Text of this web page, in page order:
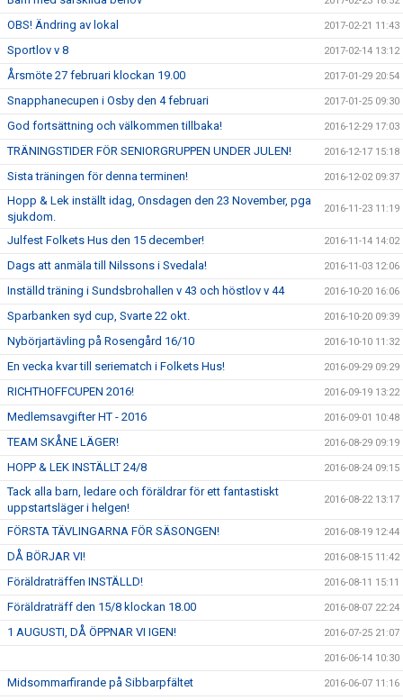
OBS! Ändring av lokal 2017-02-21 11:43
Sportlov v 8 2017-02-14 13:12
Årsmöte 27 februari klockan 19.00 2017-01-29 20:54
Snapphanecupen i Osby den 4 februari 2017-01-25 09:30
God fortsättning och välkommen tillbaka! 2016-12-29 17:03
TRÄNINGSTIDER FÖR SENIORGRUPPEN UNDER JULEN! 2016-12-17 15:18
Sista träningen för denna terminen! 2016-12-02 09:37
Hopp & Lek inställt idag, Onsdagen den 23 November, pga
sjukdom.
2016-11-23 11:19
Julfest Folkets Hus den 15 december! 2016-11-14 14:02
Dags att anmäla till Nilssons i Svedala! 2016-11-03 12:06
Inställd träning i Sundsbrohallen v 43 och höstlov v 44 2016-10-20 16:06
Sparbanken syd cup, Svarte 22 okt. 2016-10-20 09:39
Nybörjartävling på Rosengård 16/10 2016-10-10 11:32
En vecka kvar till seriematch i Folkets Hus! 2016-09-29 09:29
RICHTHOFFCUPEN 2016! 2016-09-19 13:22
Medlemsavgifter HT - 2016 2016-09-01 10:48
TEAM SKÅNE LÄGER! 2016-08-29 09:19
HOPP & LEK INSTÄLLT 24/8 2016-08-24 09:15
Tack alla barn, ledare och föräldrar för ett fantastiskt
uppstartsläger i helgen!
2016-08-22 13:17
FÖRSTA TÄVLINGARNA FÖR SÄSONGEN! 2016-08-19 12:44
DÅ BÖRJAR VI! 2016-08-15 11:42
Föräldraträffen INSTÄLLD! 2016-08-11 15:11
Föräldraträff den 15/8 klockan 18.00 2016-08-07 22:24
1 AUGUSTI, DÅ ÖPPNAR VI IGEN! 2016-07-25 21:07
2016-06-14 10:30
Midsommarfirande på Sibbarpfältet 2016-06-07 11:16